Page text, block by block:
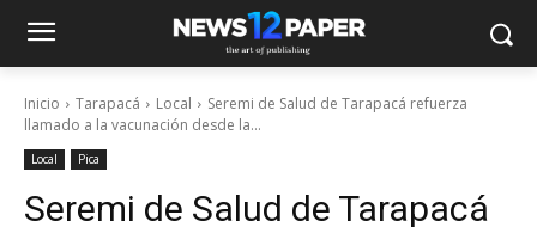
Inicio Tarapacá Local
Seremi de Salud de Tarapacá refuerza
llamado a la vacunación desde la...
Local Pica
Seremi de Salud de Tarapacá